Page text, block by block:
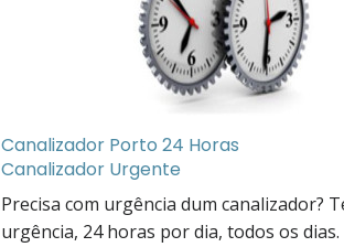
Canalizador Porto 24 Horas
Canalizador Urgente
Precisa com urgência dum canalizador?
urgência, 24 horas por dia, todos os dias.